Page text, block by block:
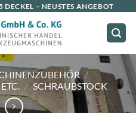
DECKEL – NEUSTES ANGEBOT
/
/ SCHRAUBSTOCK